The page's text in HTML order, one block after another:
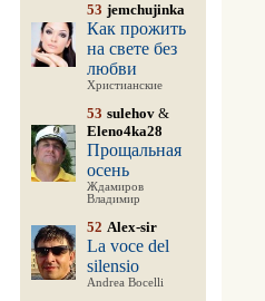
53 jemchujinka
Как прожить
на свете без
любви
Христианские
53 sulehov &
Eleno4ka28
Прощальная
осень
Ждамиров
Владимир
52 Alex-sir
La voce del
silensio
Andrea Bocelli